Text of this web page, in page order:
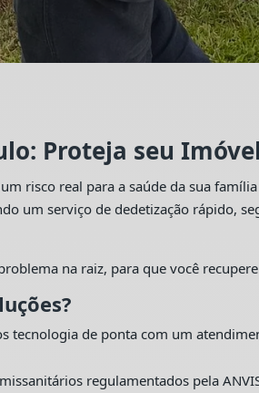
Proteja seu
risco real para a saúde da sua
um serviço de dedetização rápido,
na raiz, para que você
tecnologia de ponta com um
regulamentados pela